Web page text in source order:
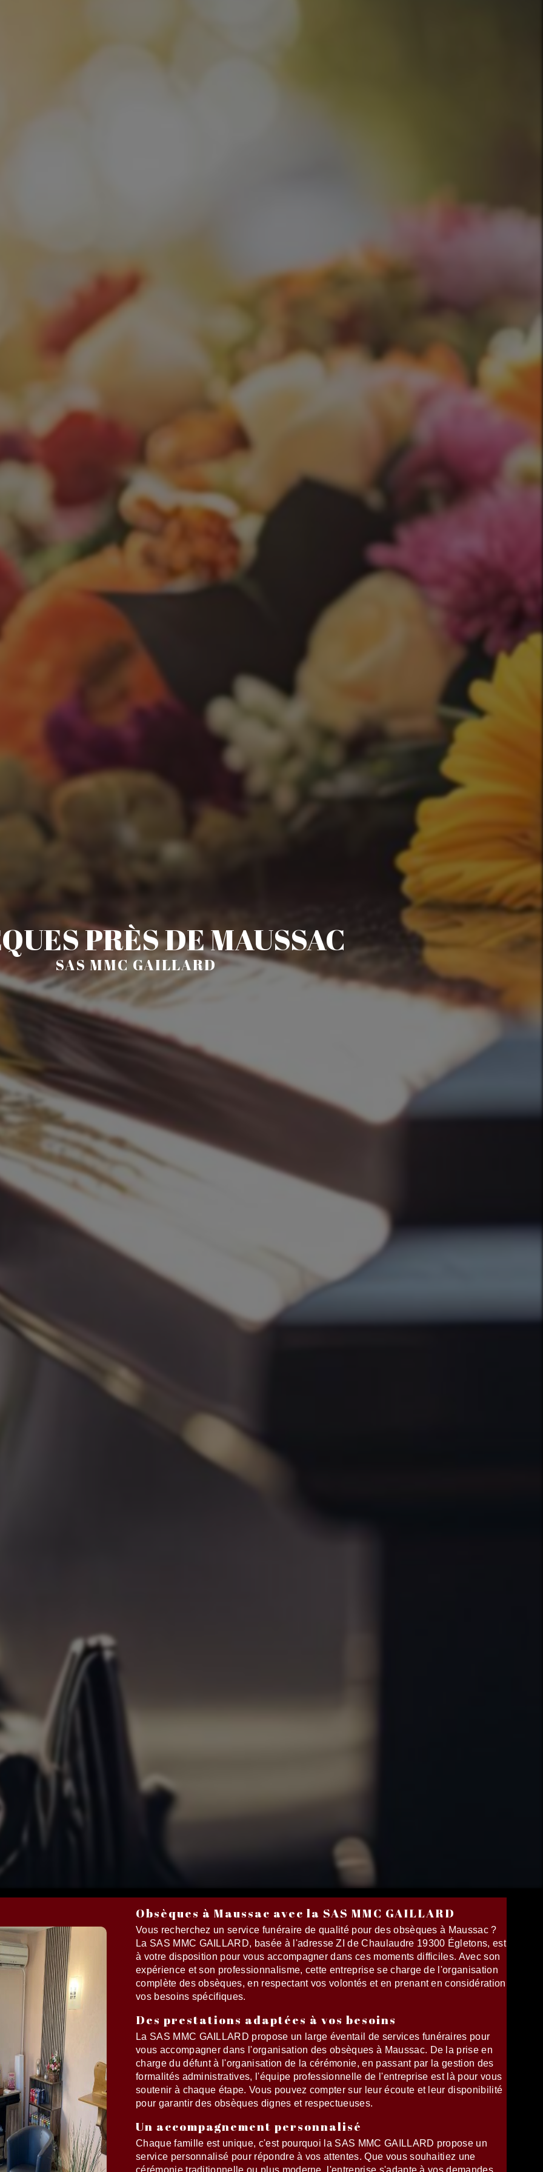
PRÈS DE MAUSSAC
SAS MMC GAILLARD
Obsèques à Maussac avec la SAS MMC GAILLARD
Vous recherchez un service funéraire de qualité pour des obsèques à Maussac ?
La SAS MMC GAILLARD, basée à l'adresse ZI de Chaulaudre 19300 Égletons, est
à votre disposition pour vous accompagner dans ces moments difficiles. Avec son
expérience et son professionnalisme, cette entreprise se charge de l'organisation
complète des obsèques, en respectant vos volontés et en prenant en considération
vos besoins spécifiques.
Des prestations adaptées à vos besoins
La SAS MMC GAILLARD propose un large éventail de services funéraires pour
vous accompagner dans l'organisation des obsèques à Maussac. De la prise en
charge du défunt à l'organisation de la cérémonie, en passant par la gestion des
formalités administratives, l'équipe professionnelle de l'entreprise est là pour vous
soutenir à chaque étape. Vous pouvez compter sur leur écoute et leur disponibilité
pour garantir des obsèques dignes et respectueuses.
Un accompagnement personnalisé
Chaque famille est unique, c'est pourquoi la SAS MMC GAILLARD propose un
service personnalisé pour répondre à vos attentes. Que vous souhaitiez une
cérémonie traditionnelle ou plus moderne, l'entreprise s'adapte à vos demandes